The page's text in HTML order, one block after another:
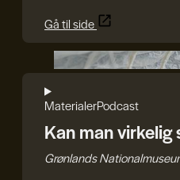
Gå til side
Julie Bach/Soffi Chanchira Larsen
MaterialerPodcast
Kan man
Grønlands